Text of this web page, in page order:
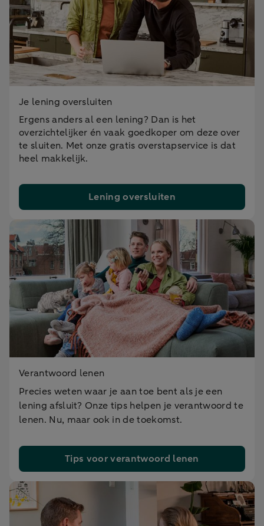
Je lening oversluiten
Ergens anders al een lening? Dan is het
overzichtelijker én vaak goedkoper om deze over
te sluiten. Met onze gratis overstapservice is dat
heel makkelijk.
Lening oversluiten
Verantwoord lenen
Precies weten waar je aan toe bent als je een
lening afsluit? Onze tips helpen je verantwoord te
lenen. Nu, maar ook in de toekomst.
Tips voor verantwoord lenen